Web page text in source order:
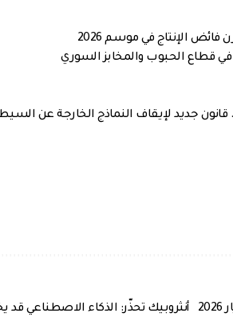
في قطاع الحبوب والمخابز السوري
جديد لإيقاف النماذج الخارجة عن
مطار دمشق الدولي يسجل أكثر من 148 ألف مسافر خلال أيار 2026
أنثروبيك تحذّر: الذكاء الاصطناعي